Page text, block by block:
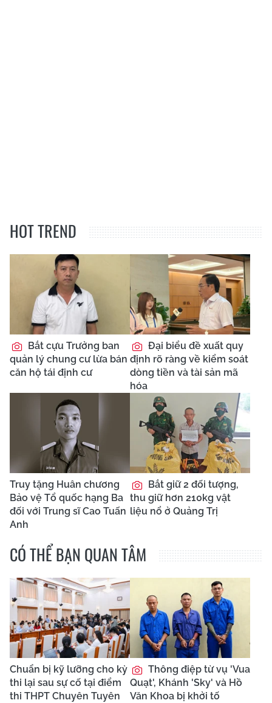
HOT TREND
Bắt cựu Trưởng ban
quản lý chung cư lừa bán
căn hộ tái định cư
Đại biểu đề xuất quy
định rõ ràng về kiểm soát
dòng tiền và tài sản mã
hóa
Truy tặng Huân chương
Bảo vệ Tổ quốc hạng Ba
đối với Trung sĩ Cao Tuấn
Anh
Bắt giữ 2 đối tượng,
thu giữ hơn 210kg vật
liệu nổ ở Quảng Trị
CÓ THỂ BẠN QUAN TÂM
Chuẩn bị kỹ lưỡng cho kỳ
thi lại sau sự cố tại điểm
thi THPT Chuyên Tuyên
Thông điệp từ vụ 'Vua
Quạt', Khánh 'Sky' và Hồ
Văn Khoa bị khởi tố